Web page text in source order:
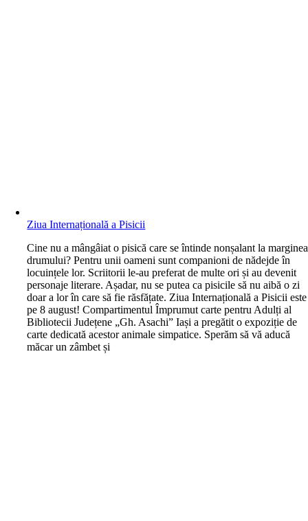
Ziua Internațională a Pisicii
Cine nu a mângâiat o pisică care se întinde nonșalant la marginea
drumului? Pentru unii oameni sunt companioni de nădejde în
locuințele lor. Scriitorii le-au preferat de multe ori și au devenit
personaje literare. Așadar, nu se putea ca pisicile să nu aibă o zi
doar a lor în care să fie răsfățate. Ziua Internațională a Pisicii este
pe 8 august! Compartimentul Împrumut carte pentru Adulți al
Bibliotecii Județene „Gh. Asachi” Iași a pregătit o expoziție de
carte dedicată acestor animale simpatice. Sperăm să vă aducă
măcar un zâmbet și